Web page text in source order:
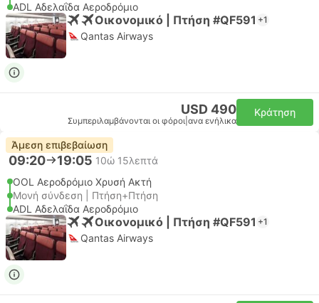
ADL Αδελαΐδα Αεροδρόμιο
Οικονομικό | Πτήση #QF591 +1
Qantas Airways
USD 490
Συμπεριλαμβάνονται οι φόροι ανα ενήλικα
Κράτηση
Άμεση επιβεβαίωση
09:20 19:05 10ώ 15λεπτά
OOL Αεροδρόμιο Χρυσή Ακτή
Μονή σύνδεση | Πτήση+Πτήση
ADL Αδελαΐδα Αεροδρόμιο
Οικονομικό | Πτήση #QF591 +1
Qantas Airways